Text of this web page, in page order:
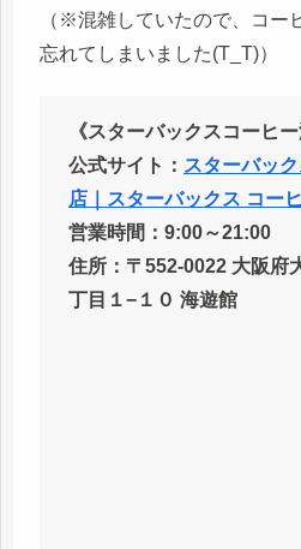
（※混雑していたので、コー
忘れてしまいました(T_T)）
《スターバックスコーヒー
公式サイト： スターバッ
店｜スターバックス コー
営業時間：9:00～21:00
住所：〒552-0022 大阪府
丁目１−１０ 海遊館